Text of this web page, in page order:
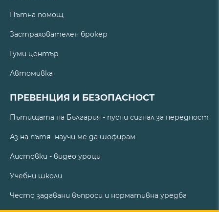
Пътна помощ
Застрахователен брокер
Гуми център
Автомивка
ПРЕВЕНЦИЯ И БЕЗОПАСНОСТ
Пътищата на България - пусни сигнал за нередност
Аз на пътя- научи ме да шофирам
Листовки - видео уроци
Учебни школи
Често задавани въпроси и нормативна уредба